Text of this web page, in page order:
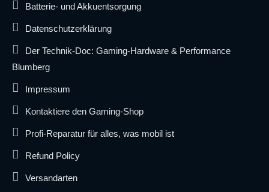
Batterie- und Akkuentsorgung
Datenschutzerklärung
Der Technik-Doc: Gaming-Hardware & Performance
Blumberg
Impressum
Kontaktiere den Gaming-Shop
Profi-Reparatur für alles, was mobil ist
Refund Policy
Versandarten